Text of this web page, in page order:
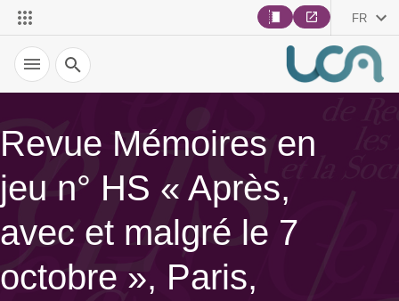
FR
Recherche
Revue Mémoires en
jeu n° HS « Après,
avec et malgré le 7
octobre », Paris,